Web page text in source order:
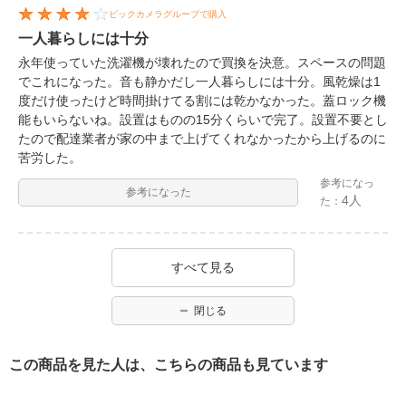
ビックカメラグループで購入
一人暮らしには十分
永年使っていた洗濯機が壊れたので買換を決意。スペースの問題
でこれになった。音も静かだし一人暮らしには十分。風乾燥は1
度だけ使ったけど時間掛けてる割には乾かなかった。蓋ロック機
能もいらないね。設置はものの15分くらいで完了。設置不要とし
たので配達業者が家の中まで上げてくれなかったから上げるのに
苦労した。
参考になった
参考になっ
た：4人
すべて見る
閉じる
この商品を見た人は、こちらの商品も見ています